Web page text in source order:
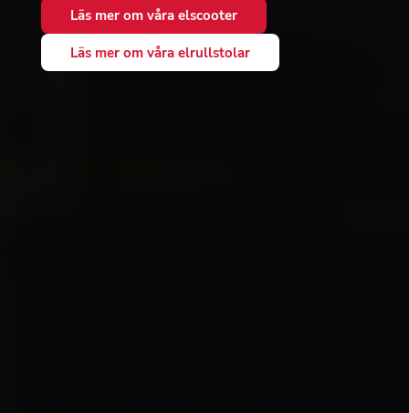
Läs mer om våra elscooter
Läs mer om våra elrullstolar